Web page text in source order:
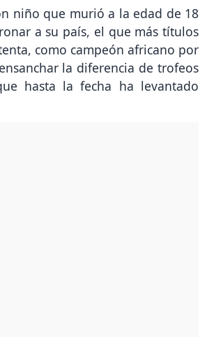
niño que murió a la edad de 18
a su país, el que más títulos
como campeón africano por
la diferencia de trofeos
hasta la fecha ha levantado